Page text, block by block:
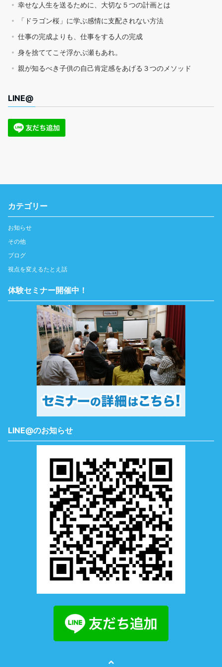
幸せな人生を送るために、大切な５つの計画とは
「ドラゴン桜」に学ぶ感情に支配されない方法
仕事の完成よりも、仕事をする人の完成
身を捨ててこそ浮かぶ瀬もあれ。
親が知るべき子供の自己肯定感をあげる３つのメソッド
LINE@
カテゴリー
お知らせ
その他
ブログ
視点を変えるたとえ話
体験セミナー開催中！
LINE@のお知らせ